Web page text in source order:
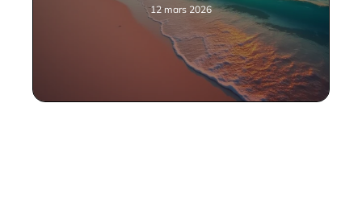
12 mars 2026